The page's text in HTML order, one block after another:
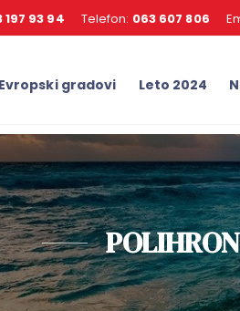
197 93 94 Telefon: 063 607 806
Evropski gradovi Leto 2024